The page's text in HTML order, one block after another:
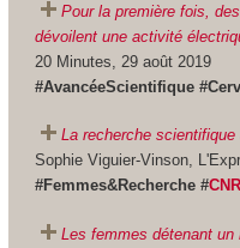
Pour la première fois,
dévoilent une activité
20 Minutes, 29 août 2019
#AvancéeScientifique
La recherche
Sophie Viguier-Vinson,
#Femmes&Recherche #
Les femmes détenant un